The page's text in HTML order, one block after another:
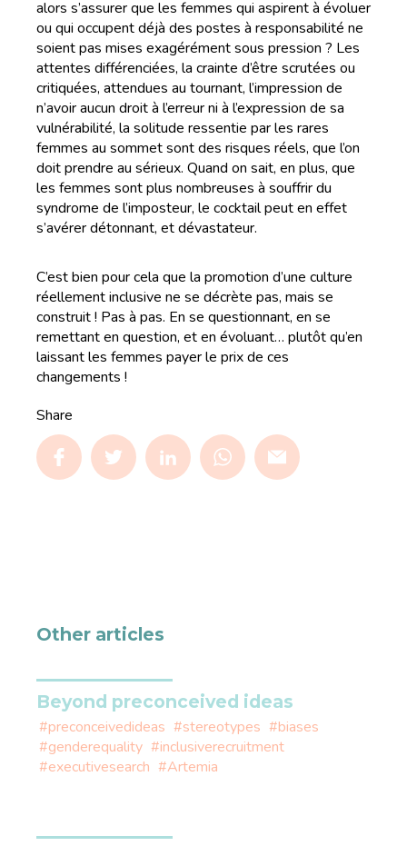
alors s’assurer que les femmes qui aspirent à évoluer
ou qui occupent déjà des postes à responsabilité ne
soient pas mises exagérément sous pression ? Les
attentes différenciées, la crainte d’être scrutées ou
critiquées, attendues au tournant, l’impression de
n’avoir aucun droit à l’erreur ni à l’expression de sa
vulnérabilité, la solitude ressentie par les rares
femmes au sommet sont des risques réels, que l’on
doit prendre au sérieux. Quand on sait, en plus, que
les femmes sont plus nombreuses à souffrir du
syndrome de l’imposteur, le cocktail peut en effet
s’avérer détonnant, et dévastateur.
C’est bien pour cela que la promotion d’une culture
réellement inclusive ne se décrète pas, mais se
construit ! Pas à pas. En se questionnant, en se
remettant en question, et en évoluant… plutôt qu’en
laissant les femmes payer le prix de ces
changements !
Share
Other articles
Beyond preconceived ideas
#preconceivedideas #stereotypes #biases
#genderequality #inclusiverecruitment
#executivesearch #Artemia